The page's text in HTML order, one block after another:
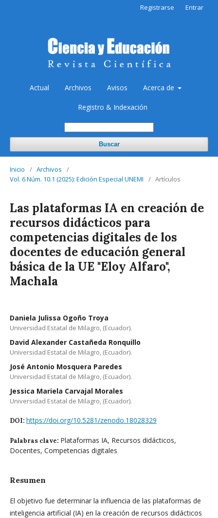
Actual Archivos Avisos Acerca de
Registro & Indexación
Buscar
Registrarse Entrar
Inicio / Archivos
/
Vol. 6 Núm. 10.1 (2025): Edición Especial UNEMI
/ Artículos
Las plataformas IA en creación de
recursos didácticos para
competencias digitales de los
docentes de educación general
básica de la UE "Eloy Alfaro",
Machala
Daniela Julissa Ogoño Troya
Universidad Estatal de Milagro, (Ecuador).
David Alexander Castañeda Ronquillo
Universidad Estatal de Milagro, (Ecuador).
José Antonio Mosquera Paredes
Universidad Estatal de Milagro, (Ecuador).
Jessica Mariela Carvajal Morales
Universidad Estatal de Milagro, (Ecuador).
DOI: https://doi.org/10.5281/zenodo.18028329
Palabras clave: Plataformas IA, Recursos didácticos,
Docentes, Competencias digitales
Resumen
El objetivo fue determinar la influencia de las plataformas de
inteligencia artificial (IA) en la creación de recursos didácticos